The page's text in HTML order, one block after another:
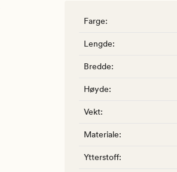
Farge:
Lengde:
Bredde:
Høyde:
Vekt:
Materiale:
Ytterstoff: